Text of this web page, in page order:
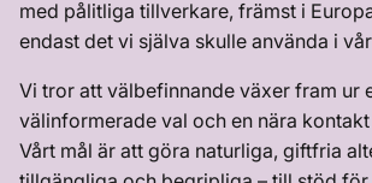
med pålitliga tillverkare, främst i
endast det vi själva skulle använda i
Vi tror att välbefinnande växer fram ur
välinformerade val och en nära
Vårt mål är att göra naturliga, giftfria